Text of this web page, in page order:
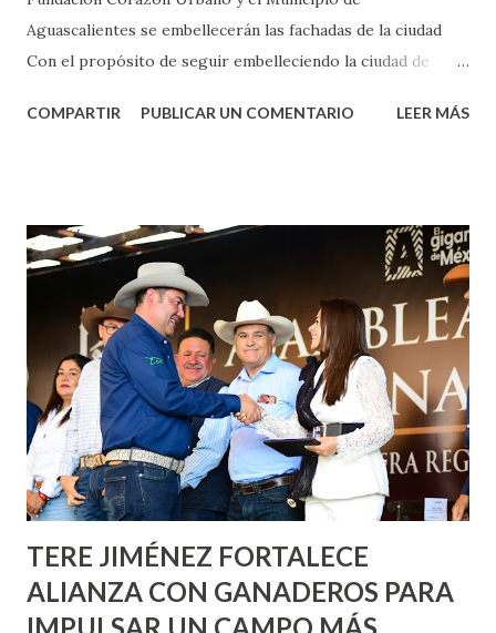
Aguascalientes se embellecerán las fachadas de la ciudad
Con el propósito de seguir embelleciendo la ciudad de
municipal, Leo Montañez dio inicio al programa
Corazón Urbano y el Municipio capital. Leo Montañez
informó que en este programa se usarán cerca de 90 mil
metros cuadrados de pintura, para dar inicio en la calle
Nieto, entre Jesús F. Elizondo y la calle 22 de Octubre, con
lo que se aplicará pintura en 66 casas. Posteriormente se
llevará este programa a Villas de Nuestra Señora de la
Asunción, Avenida Alameda y Decreto 27 de Septiembre, en
los edificios FOVISSSTE Ojo de Agua, en la comunidad
Norias de Paso Hondo y en los edificios de...
COMPARTIR PUBLICAR UN COMENTARIO LEER MÁS
TERE JIMÉNEZ FORTALECE
ALIANZA CON GANADEROS PARA